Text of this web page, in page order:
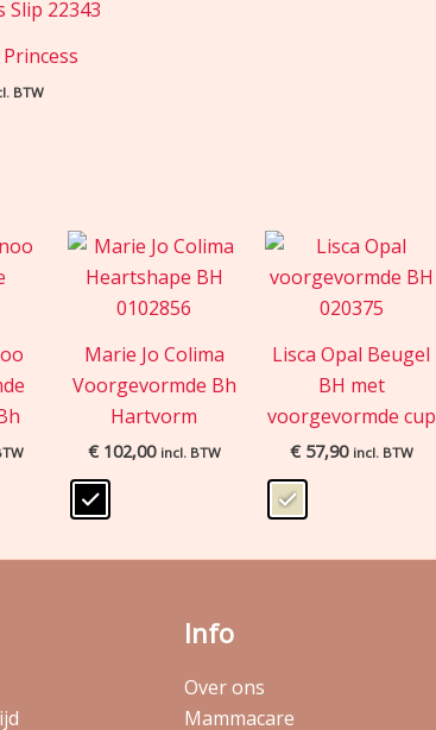
BTW
Marie Jo Colima
Voorgevormde Bh
Hartvorm
€102,00 incl. BTW
Lisca Opal Beugel
BH met
voorgevormde cup
€57,90 incl. BTW
Info
Over ons
Mammacare